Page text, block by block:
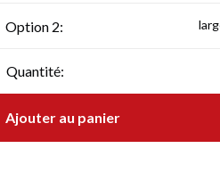
Option 2:
Quantité:
Ajouter au panier